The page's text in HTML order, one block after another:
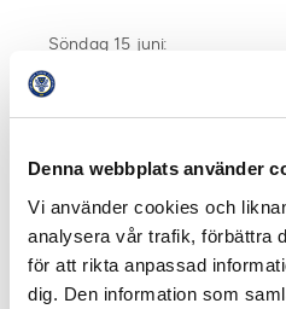
Denna webbplats använder
Vi använder cookies och
analysera vår trafik, förbättra
för att rikta anpassad
dig. Den information som
Söndag 15 juni:
IK Brage – Örgryte IS
Trelleborgs FF – Utsiktens BK
Omgång 13:
Söndag 22 juni:
Sandvikens IF – Falkenbergs
Utsiktens BK – Östersunds
Västerås SK – IK Brage